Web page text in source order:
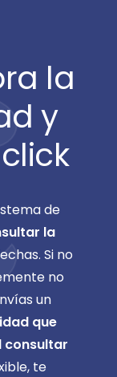
la
y
de
la
Si no
no
un
que
consultar
te